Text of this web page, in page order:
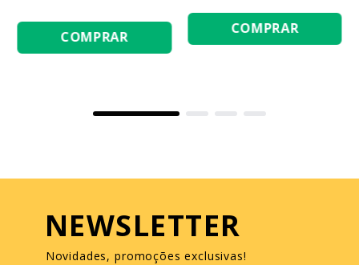
COMPRAR COMPRAR
NEWSLETTER
Novidades, promoções exclusivas!